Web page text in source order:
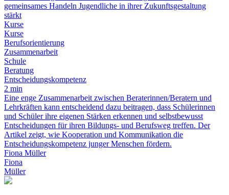
gemeinsames Handeln Jugendliche in ihrer Zukunftsgestaltung
stärkt
Kurse
Kurse
Berufsorientierung
Zusammenarbeit
Schule
Beratung
Entscheidungskompetenz
2 min
Eine enge Zusammenarbeit zwischen Beraterinnen/Beratern und
Lehrkräften kann entscheidend dazu beitragen, dass Schülerinnen
und Schüler ihre eigenen Stärken erkennen und selbstbewusst
Entscheidungen für ihren Bildungs- und Berufsweg treffen. Der
Artikel zeigt, wie Kooperation und Kommunikation die
Entscheidungskompetenz junger Menschen fördern.
Fiona Müller
Fiona
Müller